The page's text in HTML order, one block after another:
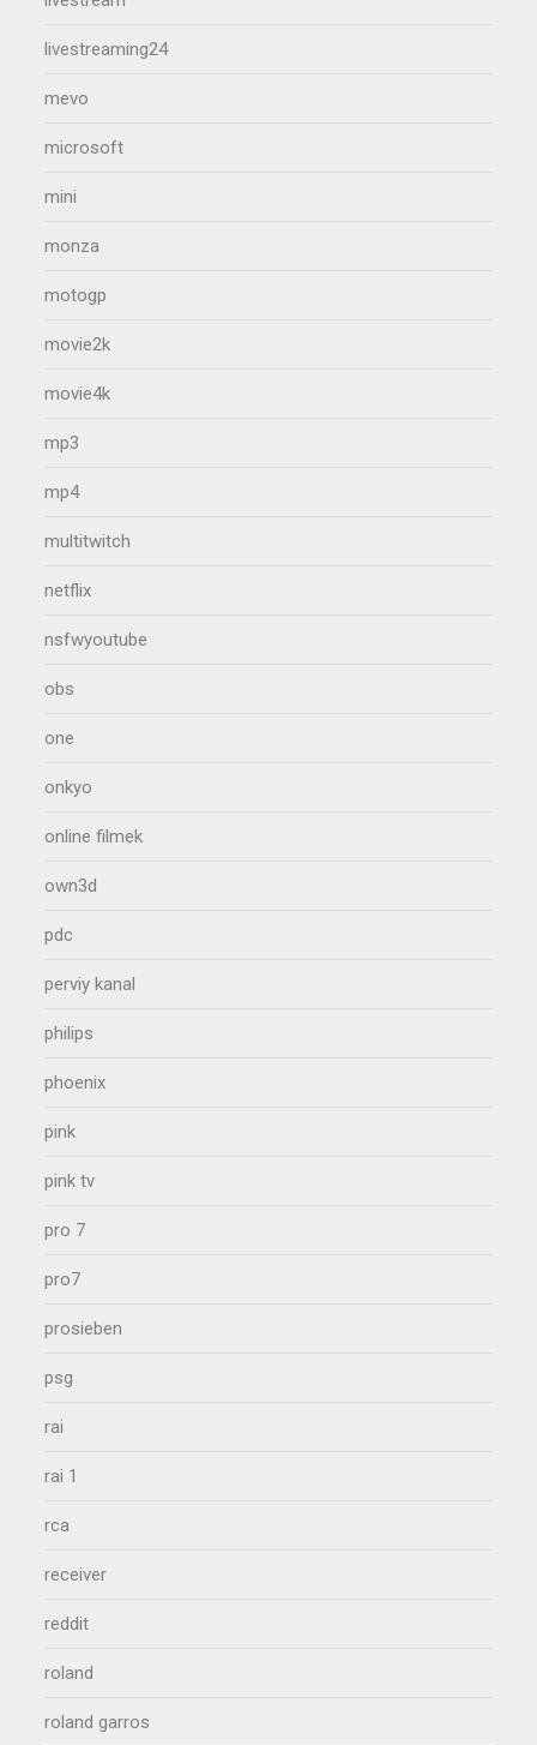
livestreaming24
mevo
microsoft
mini
monza
motogp
movie2k
movie4k
mp3
mp4
multitwitch
netflix
nsfwyoutube
obs
one
onkyo
online filmek
own3d
pdc
perviy kanal
philips
phoenix
pink
pink tv
pro 7
pro7
prosieben
psg
rai
rai 1
rca
receiver
reddit
roland
roland garros